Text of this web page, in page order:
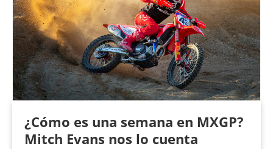
¿Cómo es una semana en MXGP?
Mitch Evans nos lo cuenta